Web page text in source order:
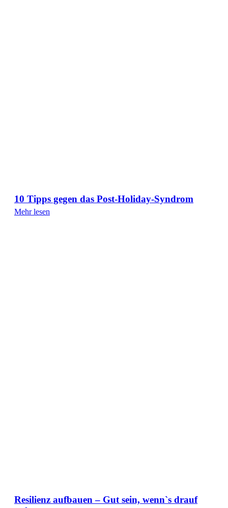
10 Tipps gegen das Post-Holiday-Syndrom
Mehr lesen
Resilienz aufbauen – Gut sein, wenn`s drauf